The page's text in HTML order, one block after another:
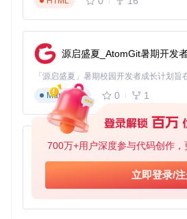
700万+用户深度参与代码创作，
立即登录/
OptiScaler质量设置界面，卸载前建议
第二步：文件清理优先级排序
按照以下优先级删除相关文件：
核心程序文件
操作目的：移除OptiScaler主程
预期结果：核心功能文件被移除
源启盛夏_AtomGit暑期开发
Markdown
0 1
AionUi
TypeScript
0 6